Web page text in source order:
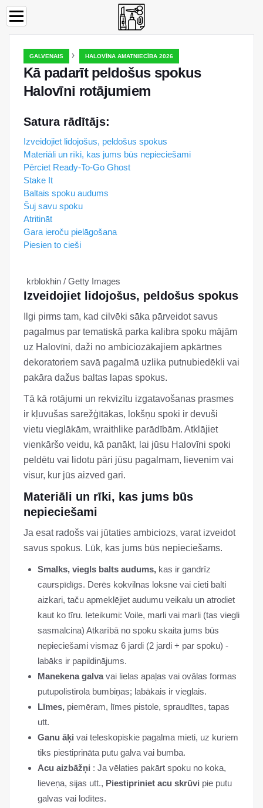
GALVENAIS › HALOVĪNA AMATNIECĪBA 2026
Kā padarīt peldošus spokus
Halovīni rotājumiem
Satura rādītājs:
Izveidojiet lidojošus, peldošus spokus
Materiāli un rīki, kas jums būs nepieciešami
Pērciet Ready-To-Go Ghost
Stake It
Baltais spoku audums
Šuj savu spoku
Atritināt
Gara ieroču pielāgošana
Piesien to cieši
krblokhin / Getty Images
Izveidojiet lidojošus, peldošus spokus
Ilgi pirms tam, kad cilvēki sāka pārveidot savus
pagalmus par tematiskā parka kalibra spoku mājām
uz Halovīni, daži no ambiciozākajiem apkārtnes
dekoratoriem savā pagalmā uzlika putnubiedēkli vai
pakāra dažus baltas lapas spokus.
Tā kā rotājumi un rekvizītu izgatavošanas prasmes
ir kļuvušas sarežģītākas, lokšņu spoki ir devuši
vietu vieglākām, wraithlike parādībām. Atklājiet
vienkāršo veidu, kā panākt, lai jūsu Halovīni spoki
peldētu vai lidotu pāri jūsu pagalmam, lievenim vai
visur, kur jūs aizved gari.
Materiāli un rīki, kas jums būs
nepieciešami
Ja esat radošs vai jūtaties ambiciozs, varat izveidot
savus spokus. Lūk, kas jums būs nepieciešams.
Smalks, viegls balts audums, kas ir gandrīz
caurspīdīgs. Derēs kokvilnas loksne vai cieti balti
aizkari, taču apmeklējiet audumu veikalu un atrodiet
kaut ko tīru. Ieteikumi: Voile, marli vai marli (tas viegli
sasmalcina) Atkarībā no spoku skaita jums būs
nepieciešami vismaz 6 jardi (2 jardi + par spoku) -
labāks ir papildinājums.
Manekena galvavai lielas apaļas vai ovālas formas
putupolistirola bumbiņas; labākais ir vieglais.
Līmes, piemēram, līmes pistole, spraudītes, tapas
utt.
Ganu āķi vai teleskopiskie pagalma mieti, uz kuriem
tiks piestiprināta putu galva vai bumba.
Acu aizbāžņi : Ja vēlaties pakārt spoku no koka,
lieveņa, sijas utt., Piestipriniet acu skrūvi pie putu
galvas vai lodītes.